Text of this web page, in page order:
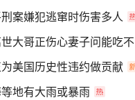
案嫌犯逃窜时伤害多人
大哥正伤心妻子问能吃不
美国历史性违约做贡献
地有大雨或暴雨